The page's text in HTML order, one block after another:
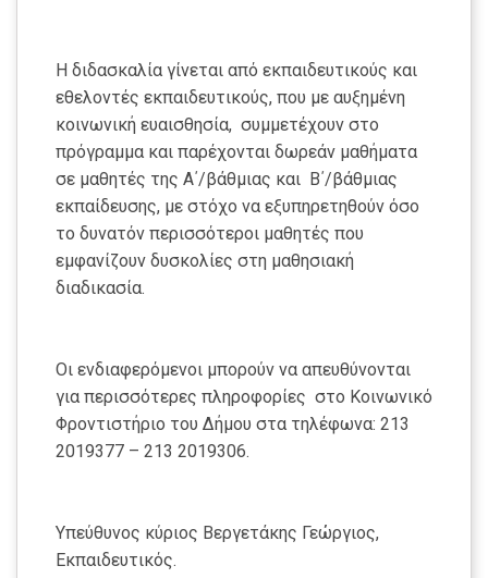
Η διδασκαλία γίνεται από εκπαιδευτικούς και
εθελοντές εκπαιδευτικούς, που με αυξημένη
κοινωνική ευαισθησία, συμμετέχουν στο
πρόγραμμα και παρέχονται δωρεάν μαθήματα
σε μαθητές της Α΄/βάθμιας και Β΄/βάθμιας
εκπαίδευσης, με στόχο να εξυπηρετηθούν όσο
το δυνατόν περισσότεροι μαθητές που
εμφανίζουν δυσκολίες στη μαθησιακή
διαδικασία.
Οι ενδιαφερόμενοι μπορούν να απευθύνονται
για περισσότερες πληροφορίες στο Κοινωνικό
Φροντιστήριο του Δήμου στα τηλέφωνα: 213
2019377 – 213 2019306.
Υπεύθυνος κύριος Βεργετάκης Γεώργιος,
Εκπαιδευτικός.